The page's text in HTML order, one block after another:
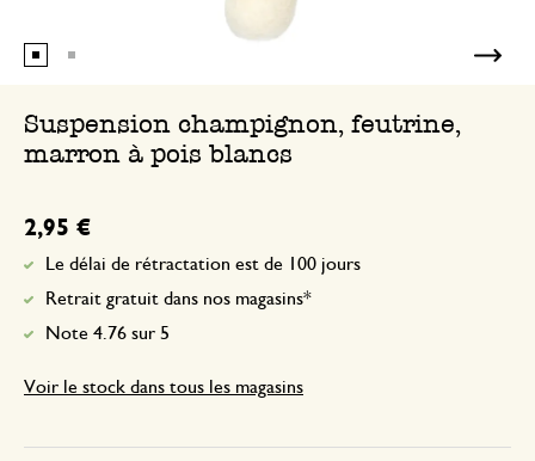
Suspension champignon, feutrine,
marron à pois blancs
2,95 €
Le délai de rétractation est de 100 jours
Retrait gratuit dans nos magasins*
Note 4.76 sur 5
Voir le stock dans tous les magasins